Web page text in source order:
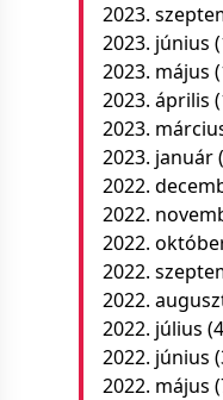
2023.
2023. június
2023. május
2023. április
2023.
2023. január
2022.
2022.
2022.
2022.
2022.
2022. július
2022. június
2022. május